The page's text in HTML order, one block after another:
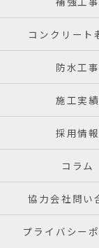
コンクリート
防水工事
施工実績
採用情報
コラム
協力会社問い
プライバシー